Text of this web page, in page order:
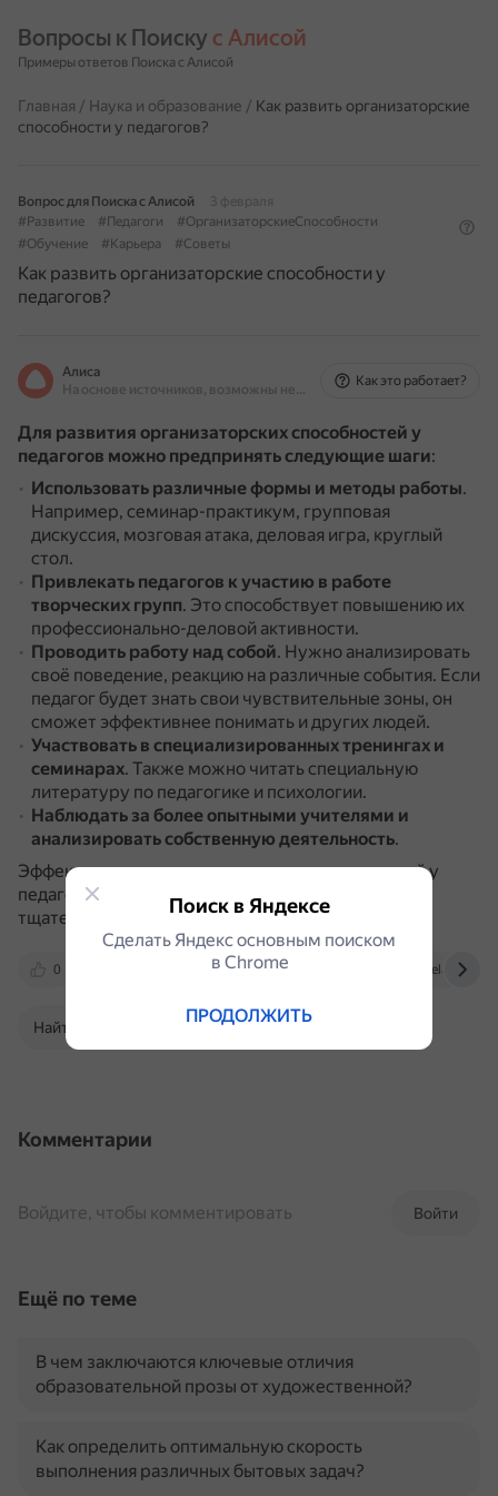
Вопросы к Поиску с Алисой
Примеры ответов Поиска с Алисой
Главная / Наука и образование / Как развить организаторские
способности у педагогов?
Вопрос для Поиска с Алисой
3 февраля
#Развитие
#Педагоги
#ОрганизаторскиеСпособности
#Обучение
#Карьера #Советы
Как развить организаторские способности у
педагогов?
Алиса
На основе источников, возможны неточности
Как это работает?
Для развития организаторских способностей у
педагогов можно предпринять следующие шаги:
Использовать различные формы и методы работы.
Например, семинар-практикум, групповая
дискуссия, мозговая атака, деловая игра, круглый
стол.
Привлекать педагогов к участию в работе
творческих групп. Это способствует повышению их
профессионально-деловой активности.
Проводить работу над собой. Нужно анализировать
своё поведение, реакцию на различные события. Если
педагог будет знать свои чувствительные зоны, он
сможет эффективнее понимать и других людей.
Участвовать в специализированных тренингах и
семинарах. Также можно читать специальную
литературу по педагогике и психологии.
Наблюдать за более опытными учителями и
анализировать собственную деятельность.
Эффективное развитие организаторских умений у
педагогов предполагает комплексный подход и
тщательный отбор средств и методов развития.
0 solncesvet.ru
Найти в Поиске
Комментарии
Войти
Войдите, чтобы комментировать
Ещё по теме
В чем заключаются ключевые отличия
образовательной прозы от художественной?
Как определить оптимальную скорость
выполнения различных бытовых задач?
Поиск в Яндексе
Сделать Яндекс основным поиском
в Сhrome
ПРОДОЛЖИТЬ